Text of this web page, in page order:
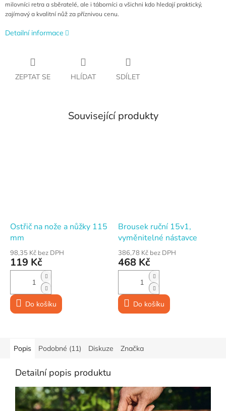
milovníci retra a sběratelé, ale i táborníci a všichni kdo hledají praktický,
zajímavý a kvalitní nůž za příznivou cenu.
Detailní informace
ZEPTAT SE HLÍDAT SDÍLET
Související produkty
Ostřič na nože a nůžky 115
mm
98,35 Kč bez DPH
119 Kč
Do košíku
Brousek ruční 15v1,
vyměnitelné nástavce
386,78 Kč bez DPH
468 Kč
Do košíku
Popis Podobné (11) Diskuze Značka
Detailní popis produktu